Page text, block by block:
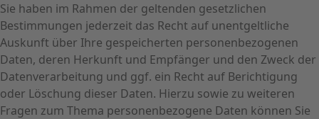
Sie haben im Rahmen der geltenden gesetzlichen
Bestimmungen jederzeit das Recht auf unentgeltliche
Auskunft über Ihre gespeicherten personenbezogenen
Daten, deren Herkunft und Empfänger und den Zweck der
Datenverarbeitung und ggf. ein Recht auf Berichtigung
oder Löschung dieser Daten. Hierzu sowie zu weiteren
Fragen zum Thema personenbezogene Daten können Sie